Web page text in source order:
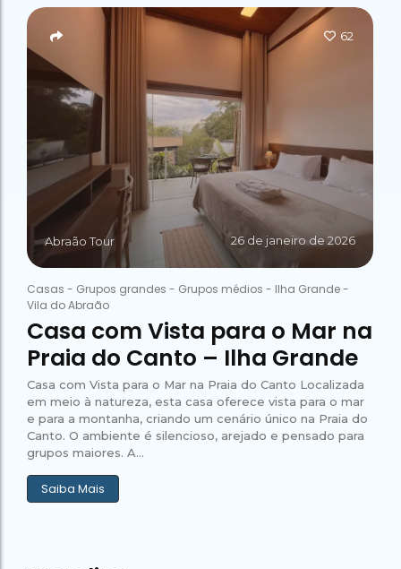
Paradisíacas
Gruta
do
Acaiá
Escuna
Romântico
no Saco do
Despedida
de Solteira
Caipirinha
Tour na
Ilha
Grande
Passeio
Bate e
Volta
Rio x
Grande
do
Acaiá
Lagoa
Azul de
no Saco do
Céu
Caipirinha
Tour na
Grande
Passeio
Bate e
Volta
Rio x
Ilha
Grande
Abraão Tour 26 de janeiro de 2026
62
Casas - Grupos grandes - Grupos médios - Ilha Grande-
Vila do Abraão
Casa com Vista para o Mar na
Praia do Canto – Ilha Grande
Casa com Vista para o Mar na Praia do Canto Localizada
em meio à natureza, esta casa oferece vista para o mar
e para a montanha, criando um cenário único na Praia do
Canto. O ambiente é silencioso, arejado e pensado para
grupos maiores. A...
Saiba Mais